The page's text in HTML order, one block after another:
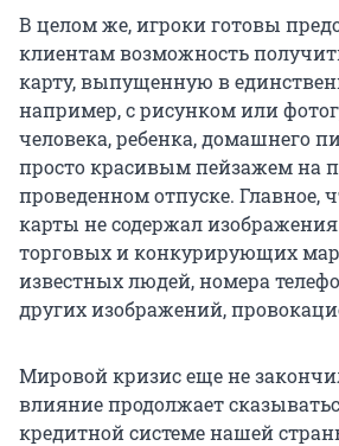
В целом же, игроки готовы
клиентам возможность
карту, выпущенную в
например, с рисунком или
человека, ребенка, домашнего
просто красивым пейзажем на
проведенном отпуске. Главное,
карты не содержал
торговых и конкурирующих
известных людей, номера
других изображений,
Мировой кризис еще не
влияние продолжает
кредитной системе нашей